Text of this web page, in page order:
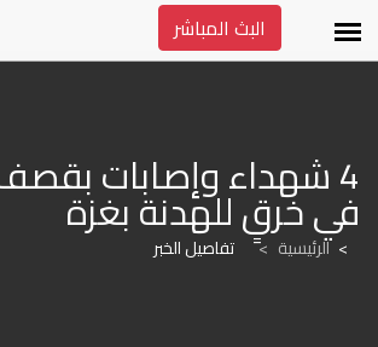
البث المباشر
في خرقٍ للهدنة بغزة
الرئيسية > تفاصيل الخبر